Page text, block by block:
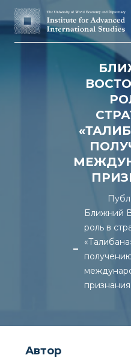
Ближний
роль в
признания
Автор